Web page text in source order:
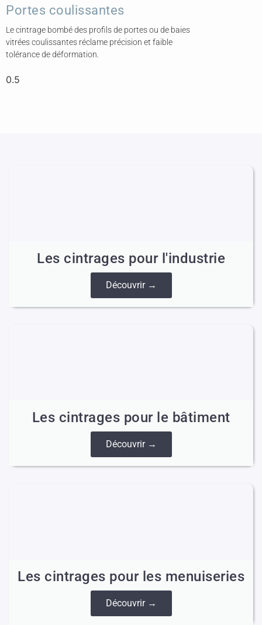
Portes coulissantes
Le cintrage bombé des profils de portes ou de baies
vitrées coulissantes réclame précision et faible
tolérance de déformation.
Les cintrages pour l'industrie
Découvrir →
Les cintrages pour le bâtiment
Découvrir →
Les cintrages pour les menuiseries
Découvrir →